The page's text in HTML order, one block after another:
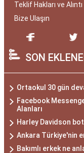
Teklif Hakları ve Alıntı
Bize Ulaşın
SON
Ortaokul 30 gün
Facebook
Alanları
Harley Davidson
Ankara Türkiye'nin
Bakımlı erkek ne